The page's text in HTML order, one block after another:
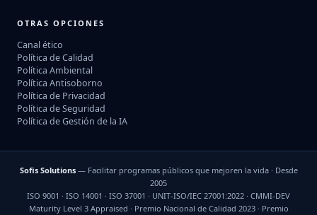
OTRAS OPCIONES
Canal ético
Política de Calidad
Política Ambiental
Política Antisoborno
Política de Privacidad
Política de Seguridad
Política de Gestión de la IA
Sofis Solutions— Facilitar programas públicos que mejoren la vida · Desde
2005
ISO 9001 · ISO 14001 · ISO 37001 · UNIT-ISO/IEC 27001:2022 · CMMI-DEV
Maturity Level 3 Appraised · Premio Nacional de Calidad 2023 · Premio